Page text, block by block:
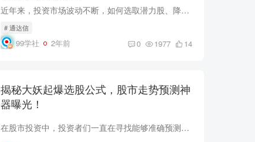
近年来，投资市场波动不断，如何选取潜力股、降低风险，成为投资者们共同关心的问题。通达信作为一款强大的股市分析工具，提供了多种选股公式，其中十三款优秀的选股公式备受投资者推崇。本文将...
# 通达信
99学社 2年前 0 1977 14
揭秘大妖起爆选股公式，股市走势预测神
器曝光！
在股市投资中，投资者们一直在寻找能够准确预测股市走势的神器。而今，大妖起爆选股公式正式亮相，引起了广泛关注。本文将详细解析该选股公式，并分享其背后的奥秘，助您更好地应对股市波动，实...